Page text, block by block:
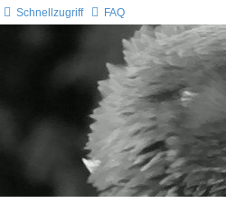
Schnellzugriff FAQ